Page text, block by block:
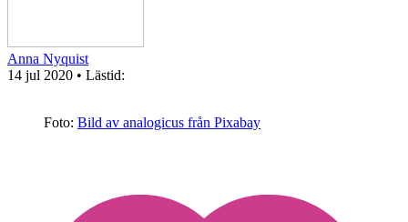
Anna Nyquist
14 jul 2020 • Lästid:
Foto: Bild av analogicus från Pixabay